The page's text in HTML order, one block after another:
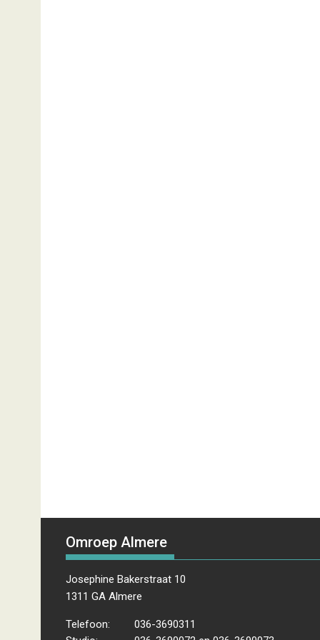
Omroep Almere
Josephine Bakerstraat 10
1311 GA Almere
Telefoon:
036-3690311